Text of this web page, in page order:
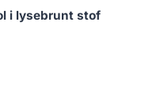
i lysebrunt stof